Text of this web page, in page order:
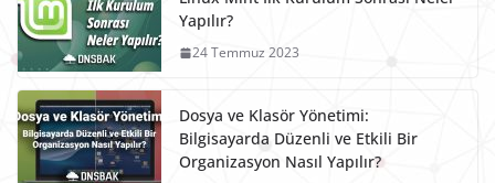
Yapılır?
24 Temmuz 2023
Dosya ve Klasör Yönetimi:
Bilgisayarda Düzenli ve Etkili Bir
Organizasyon Nasıl Yapılır?